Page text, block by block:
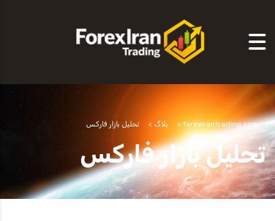
forexirantrading.com
> بلاگ > تحلیل بازار فارکس
تحلیل بازار فارکس